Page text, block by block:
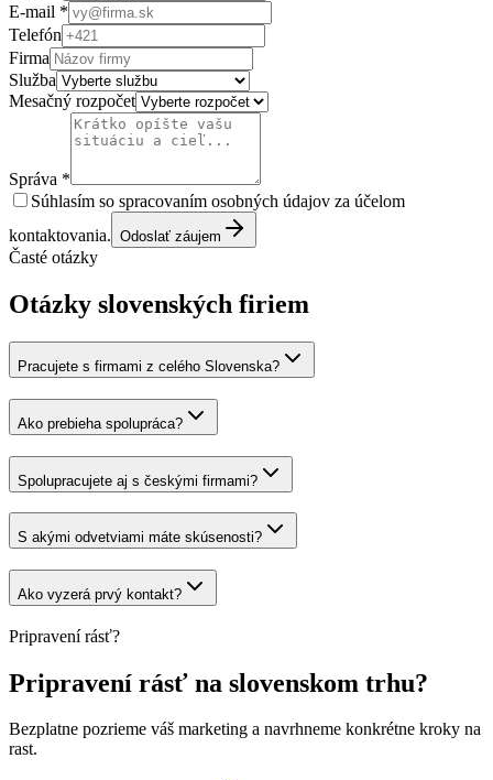
E-mail *
Telefón
Firma
Služba
Mesačný rozpočet
Správa *
Súhlasím so spracovaním osobných údajov za účelom
kontaktovania. Odoslať záujem
Časté otázky
Otázky slovenských firiem
Pracujete s firmami z celého Slovenska?
Ako prebieha spolupráca?
Spolupracujete aj s českými firmami?
S akými odvetviami máte skúsenosti?
Ako vyzerá prvý kontakt?
Pripravení rásť?
Pripravení rásť na slovenskom trhu?
Bezplatne pozrieme váš marketing a navrhneme konkrétne kroky na
rast.